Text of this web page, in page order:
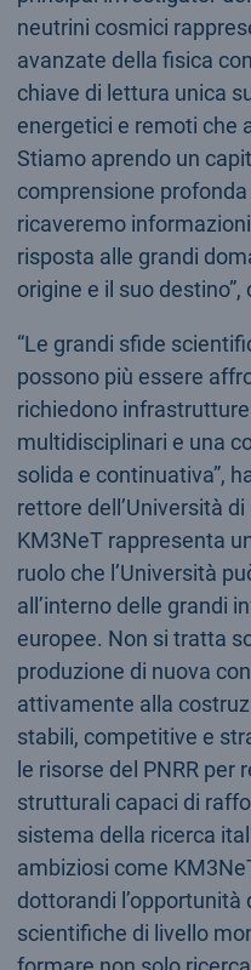
neutrini cosmici
avanzate della fisica
chiave di lettura unica
energetici e remoti che
Stiamo aprendo un
comprensione
ricaveremo
risposta alle grandi
origine e il suo
“Le grandi sfide
possono più essere
richiedono
multidisciplinari e una
solida e continuativa”,
rettore dell’Università
KM3NeT rappresenta
ruolo che l’Università
all’interno delle grandi
europee. Non si tratta
produzione di nuova
attivamente alla
stabili, competitive e
le risorse del PNRR per
strutturali capaci di
sistema della ricerca
ambiziosi come
dottorandi
scientifiche di livello